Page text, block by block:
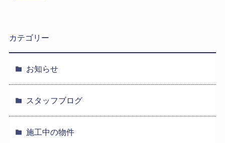
カテゴリー
お知らせ
スタッフブログ
施工中の物件